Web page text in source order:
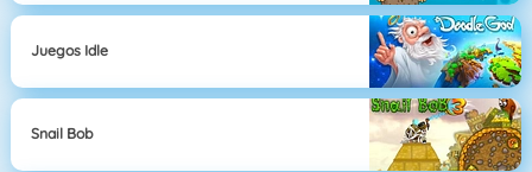
Juegos Idle
Snail Bob